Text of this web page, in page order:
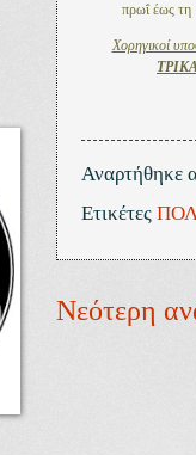
πρωΐ έως τη
Χορηγικοί
Αναρτήθηκε
Ετικέτες
Νεότερη